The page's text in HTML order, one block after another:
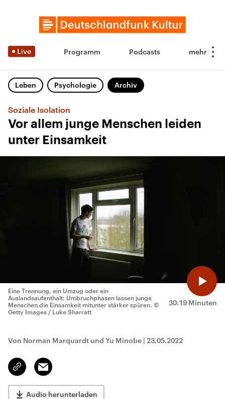
Live Programm Podcasts
Leben Psychologie Archiv
Soziale Isolation
Vor allem junge Menschen leiden
unter Einsamkeit
30:19 Minuten
Eine Trennung, ein Umzug oder ein
Auslandsaufenthalt: Umbruchphasen lassen junge
Menschen die Einsamkeit mitunter stärker spüren. ©
Getty Images / Luke Sharratt
Von Norman Marquardt und Yu Minobe | 23.05.2022
Link
kopieren/teilen
Email
Audio herunterladen